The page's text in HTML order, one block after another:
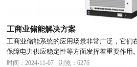
工商业储能解决方案
工商业储能系统的应用场景非常广泛，它们
保障电力供应稳定性等方面发挥着重要作用
急保障1、成本效益：通过峰谷套利，企业
时间：2024-11-07 浏览：6276